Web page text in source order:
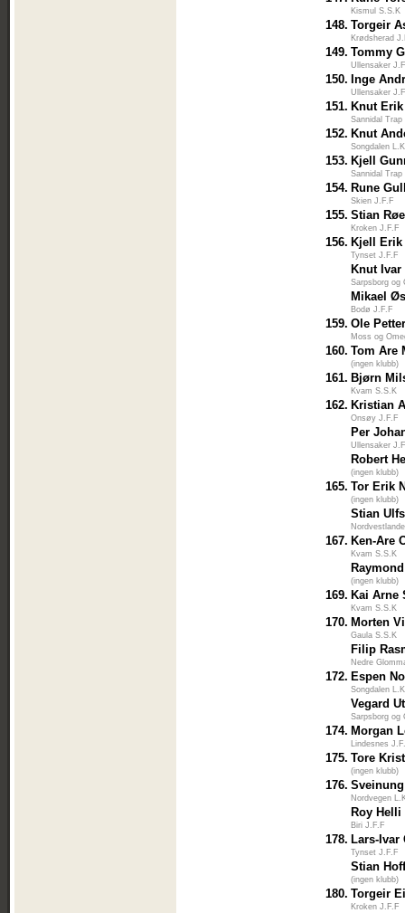
Kismul S.S.K
148. Torgeir
Krødsherad
149. Tommy
Ullensaker
150. Inge
Ullensaker
151. Knut
Sannidal Trap
152. Knut
Songdalen
153. Kjell
Sannidal Trap
154. Rune
Skien J.F.F
155. Stian
Kroken J.F.F
156. Kjell Erik
Tynset J.F.F
Knut Ivar
Sarpsborg og
Mikael
Bodø J.F.F
159. Ole
Moss og
160. Tom Are
(ingen klubb)
161. Bjørn
Kvam S.S.K
162. Kristian
Onsøy J.F.F
Per
Ullensaker
Robert
(ingen klubb)
165. Tor Erik
(ingen klubb)
Stian
167. Ken-Are
Kvam S.S.K
(ingen klubb)
169. Kai Arne
Kvam S.S.K
170. Morten
Gaula S.S.K
Filip
Nedre
172. Espen
Songdalen
Vegard
Sarpsborg og
174. Morgan
Lindesnes
175. Tore
(ingen klubb)
176.
Nordvegen
Roy Helli
Biri J.F.F
178. Lars-
Tynset J.F.F
Stian
(ingen klubb)
180. Torgeir
Kroken J.F.F